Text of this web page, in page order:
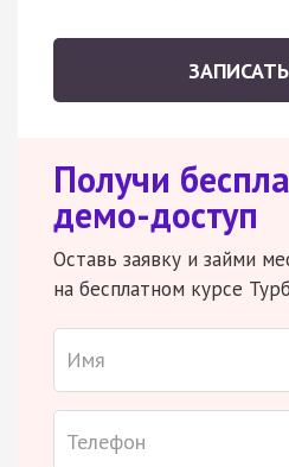
Получи
демо-доступ
Оставь заявку и займи
на бесплатном курсе